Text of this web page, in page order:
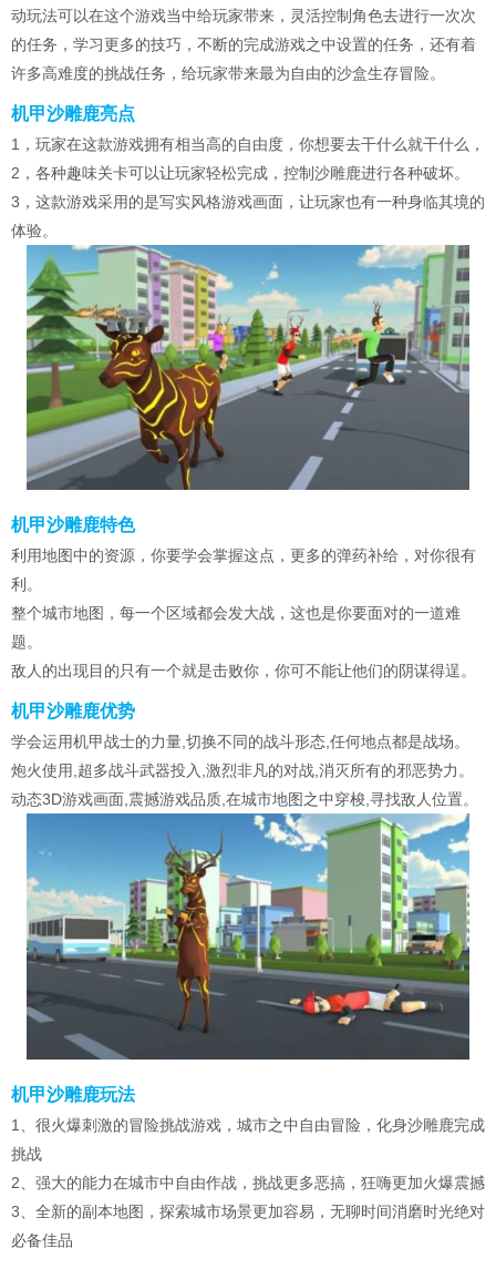
动玩法可以在这个游戏当中给玩家带来，灵活控制角色去进行一次次
的任务，学习更多的技巧，不断的完成游戏之中设置的任务，还有着
许多高难度的挑战任务，给玩家带来最为自由的沙盒生存冒险。
机甲沙雕鹿亮点
1，玩家在这款游戏拥有相当高的自由度，你想要去干什么就干什么，
2，各种趣味关卡可以让玩家轻松完成，控制沙雕鹿进行各种破坏。
3，这款游戏采用的是写实风格游戏画面，让玩家也有一种身临其境的
体验。
机甲沙雕鹿特色
利用地图中的资源，你要学会掌握这点，更多的弹药补给，对你很有
利。
整个城市地图，每一个区域都会发大战，这也是你要面对的一道难
题。
敌人的出现目的只有一个就是击败你，你可不能让他们的阴谋得逞。
机甲沙雕鹿优势
学会运用机甲战士的力量,切换不同的战斗形态,任何地点都是战场。
炮火使用,超多战斗武器投入,激烈非凡的对战,消灭所有的邪恶势力。
动态3D游戏画面,震撼游戏品质,在城市地图之中穿梭,寻找敌人位置。
机甲沙雕鹿玩法
1、很火爆刺激的冒险挑战游戏，城市之中自由冒险，化身沙雕鹿完成
挑战
2、强大的能力在城市中自由作战，挑战更多恶搞，狂嗨更加火爆震撼
3、全新的副本地图，探索城市场景更加容易，无聊时间消磨时光绝对
必备佳品